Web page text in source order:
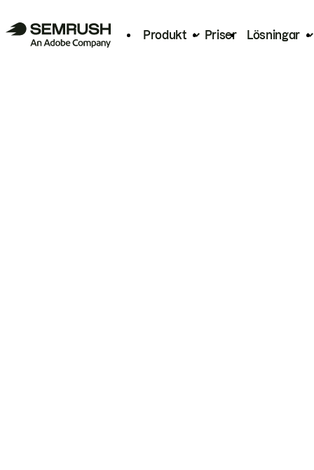
Produkt Priser Lösningar